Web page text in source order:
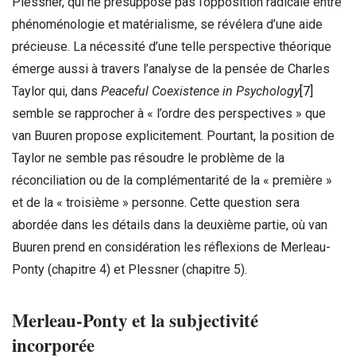
phénoménologie et matérialisme, se révélera d’une aide
précieuse. La nécessité d’une telle perspective théorique
émerge aussi à travers l’analyse de la pensée de Charles
Taylor qui, dans Peaceful Coexistence in Psychology[7]
semble se rapprocher à « l’ordre des perspectives » que
van Buuren propose explicitement. Pourtant, la position de
Taylor ne semble pas résoudre le problème de la
réconciliation ou de la complémentarité de la « première »
et de la « troisième » personne. Cette question sera
abordée dans les détails dans la deuxième partie, où van
Buuren prend en considération les réflexions de Merleau-
Ponty (chapitre 4) et Plessner (chapitre 5).
Merleau-Ponty et la subjectivité
incorporée